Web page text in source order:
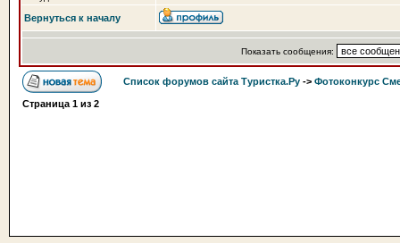
Вернуться к началу
Показать сообщения:
Список форумов сайта Туристка.Ру -> Фотоконкурс
Страница 1 из 2